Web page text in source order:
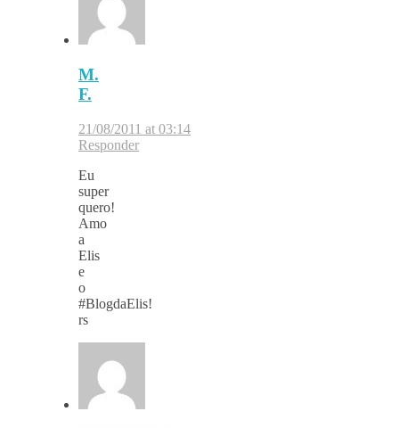
M.
F.
21/08/2011 at 03:14
Responder
Eu
super
quero!
Amo
a
Elis
e
o
#BlogdaElis!
rs